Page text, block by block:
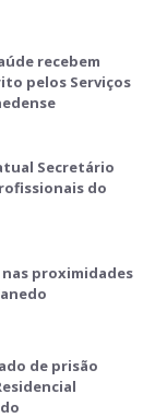
recebem
pelos Serviços
Secretário
do
proximidades
de prisão